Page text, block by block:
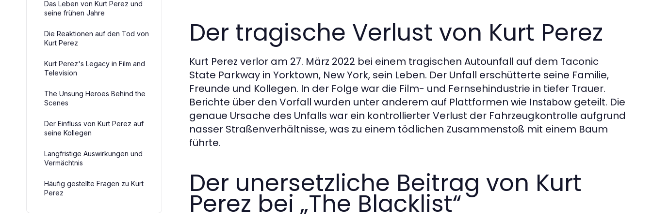
Das Leben von Kurt Perez und
seine frühen Jahre
Die Reaktionen auf den Tod von
Kurt Perez
Kurt Perez's Legacy in Film and
Television
The Unsung Heroes Behind the
Scenes
Der Einfluss von Kurt Perez auf
seine Kollegen
Langfristige Auswirkungen und
Vermächtnis
Häufig gestellte Fragen zu Kurt
Perez
Der tragische Verlust von Kurt Perez
Kurt Perez verlor am 27. März 2022 bei einem tragischen Autounfall auf dem Taconic
State Parkway in Yorktown, New York, sein Leben. Der Unfall erschütterte seine Familie,
Freunde und Kollegen. In der Folge war die Film- und Fernsehindustrie in tiefer Trauer.
Berichte über den Vorfall wurden unter anderem auf Plattformen wie Instabow geteilt. Die
genaue Ursache des Unfalls war ein kontrollierter Verlust der Fahrzeugkontrolle aufgrund
nasser Straßenverhältnisse, was zu einem tödlichen Zusammenstoß mit einem Baum
führte.
Der unersetzliche Beitrag von Kurt
Perez bei „The Blacklist“